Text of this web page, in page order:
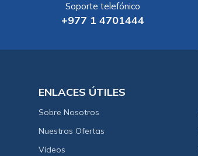
Soporte telefónico
+977 1 4701444
ENLACES ÚTILES
Sobre Nosotros
Nuestras Ofertas
Vídeos